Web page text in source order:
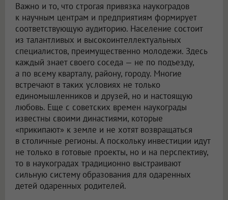
Важно и то, что строгая привязка наукоградов
к научным центрам и предприятиям формирует
соответствующую аудиторию. Население состоит
из талантливых и высокоинтеллектуальных
специалистов, преимущественно молодежи. Здесь
каждый знает своего соседа — не по подъезду,
а по всему кварталу, району, городу. Многие
встречают в таких условиях не только
единомышленников и друзей, но и настоящую
любовь. Еще с советских времен наукограды
известны своими династиями, которые
«прикипают» к земле и не хотят возвращаться
в столичные регионы. А поскольку инвестиции идут
не только в готовые проекты, но и на перспективу,
то в наукоградах традиционно выстраивают
сильную систему образования для одаренных
детей одаренных родителей.